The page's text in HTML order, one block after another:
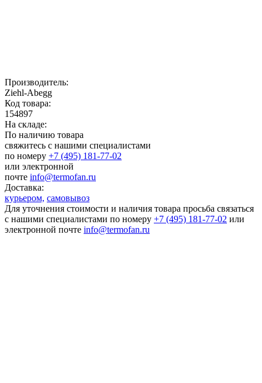
Производитель:
Ziehl-Abegg
Код товара:
154897
На складе:
По наличию товара
свяжитесь с нашими специалистами
по номеру +7 (495) 181-77-02
или электронной
почте info@termofan.ru
Доставка:
курьером, самовывоз
Для уточнения стоимости и наличия товара просьба связаться
с нашими специалистами по номеру +7 (495) 181-77-02 или
электронной почте info@termofan.ru